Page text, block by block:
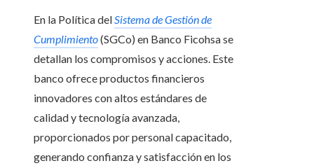
En la Política del Sistema de Gestión de
Cumplimiento(SGCo) en Banco Ficohsa se
detallan los compromisos y acciones. Este
banco ofrece productos financieros
innovadores con altos estándares de
calidad y tecnología avanzada,
proporcionados por personal capacitado,
generando confianza y satisfacción en los